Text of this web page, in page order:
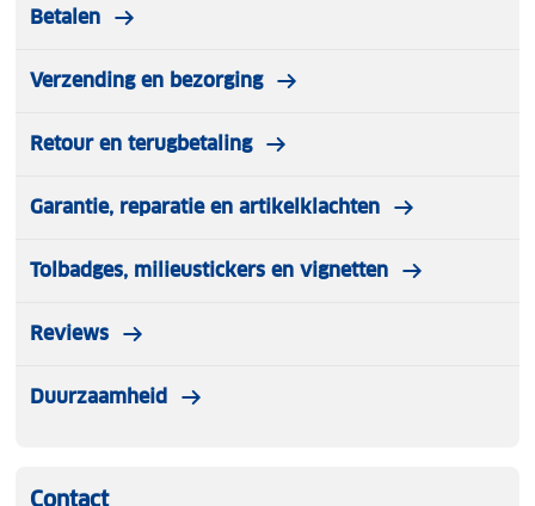
Betalen
Verzending en bezorging
Retour en terugbetaling
Garantie, reparatie en artikelklachten
Tolbadges, milieustickers en vignetten
Reviews
Duurzaamheid
Contact